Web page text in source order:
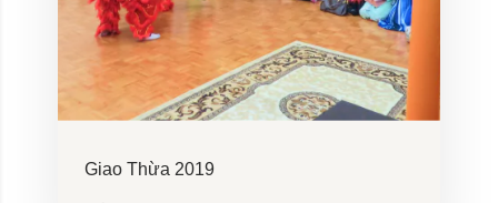
Giao Thừa 2019